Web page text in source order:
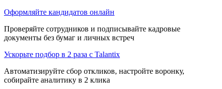
Оформляйте кандидатов онлайн
Проверяйте сотрудников и подписывайте кадровые
документы без бумаг и личных встреч
Ускорьте подбор в 2 раза с Talantix
Автоматизируйте сбор откликов, настройте воронку,
собирайте аналитику в 2 клика